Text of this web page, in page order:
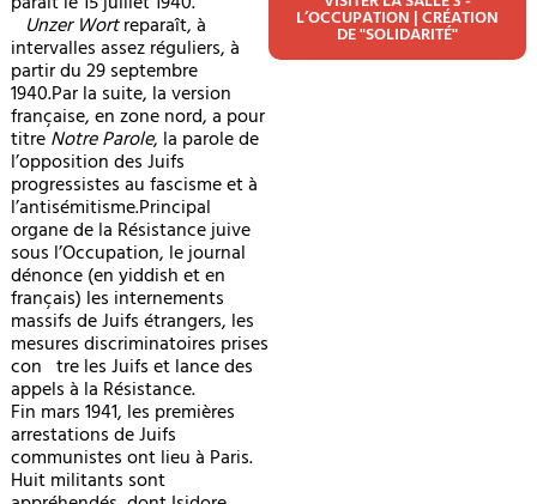
Unzer Wortreparaît, à
intervalles assez réguliers, à
partir du 29 septembre
1940.Par la suite, la version
française, en zone nord, a pour
titreNotre Parole, la parole de
l’opposition des Juifs
progressistes au fascisme et à
l’antisémitisme.Principal
organe de la Résistance juive
sous l’Occupation, le journal
dénonce (en yiddish et en
français) les internements
massifs de Juifs étrangers, les
mesures discriminatoires prises
con tre les Juifs et lance des
appels à la Résistance.
Fin mars 1941, les premières
arrestations de Juifs
communistes ont lieu à Paris.
Huit militants sont
L’OCCUPATION | CRÉATION
DE "SOLIDARITÉ"